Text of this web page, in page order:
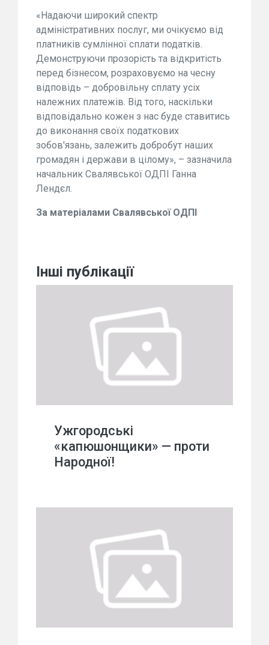
«Надаючи широкий спектр
адміністративних послуг, ми очікуємо від
платників сумлінної сплати податків.
Демонструючи прозорість та відкритість
перед бізнесом, розраховуємо на чесну
відповідь – добровільну сплату усіх
належних платежів. Від того, наскільки
відповідально кожен з нас буде ставитись
до виконання своїх податкових
зобов'язань, залежить добробут наших
громадян і держави в цілому», – зазначила
начальник Свалявської ОДПІ Ганна
Лендєл.
За матеріалами Свалявської ОДПІ
Інші публікації
Ужгородські
«капюшонщики» — проти
Народної!